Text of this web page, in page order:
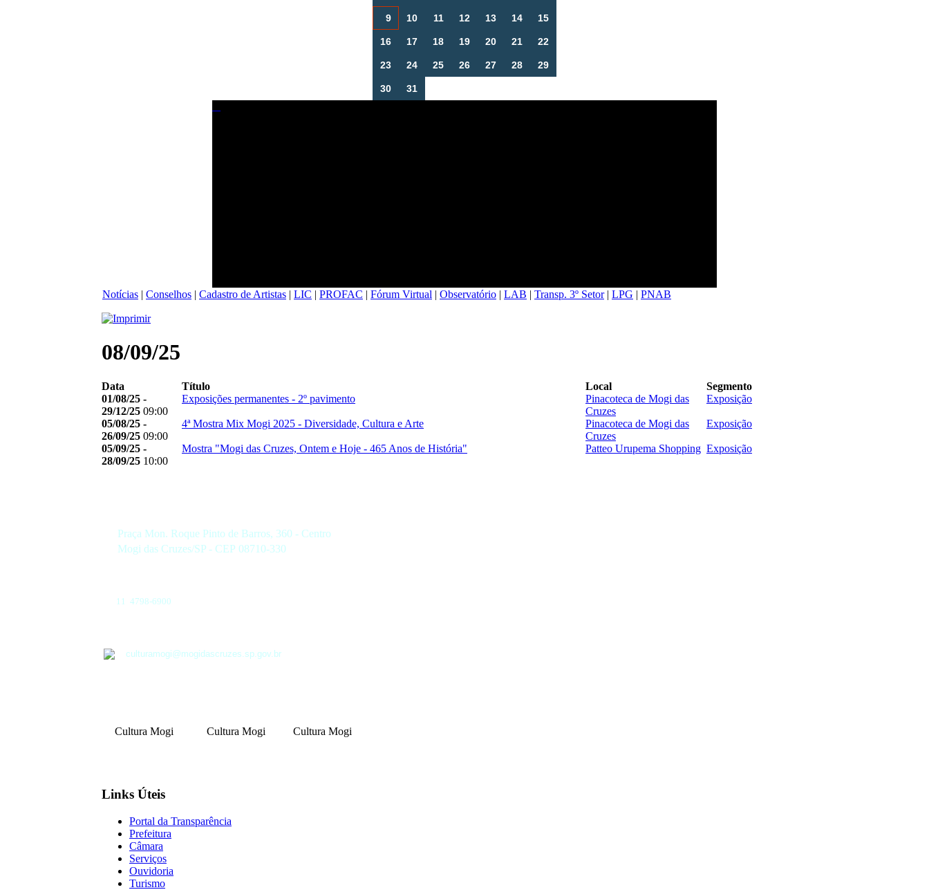
9 10 11 12 13 14 15
16 17 18 19 20 21 22
23 24 25 26 27 28 29
30 31
Notícias | Conselhos | Cadastro de Artistas | LIC | PROFAC | Fórum Virtual | Observatório | LAB | Transp. 3º Setor| LPG | PNAB
08/09/25
Data Título Local
Segmento
01/08/25 -
29/12/25 09:00
Exposições permanentes - 2º pavimento
Pinacoteca de Mogi das
Cruzes
Exposição
05/08/25 -
26/09/25 09:00
4ª Mostra Mix Mogi 2025 - Diversidade, Cultura e Arte
Pinacoteca de Mogi das
Cruzes
Exposição
05/09/25 -
28/09/25 10:00
Mostra "Mogi das Cruzes, Ontem e Hoje - 465 Anos de História" Patteo Urupema Shopping Exposição
Praça Mon. Roque Pinto de Barros, 360 - Centro
Mogi das Cruzes/SP - CEP 08710-330
11 4798-6900
culturamogi@mogidascruzes.sp.gov.br
Cultura Mogi Cultura Mogi Cultura Mogi
Links Úteis
Portal da Transparência
Prefeitura
Câmara
Serviços
Ouvidoria
Turismo